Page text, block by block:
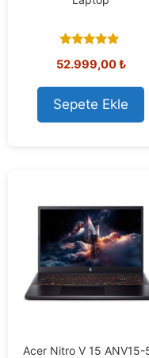
out of 5
52.999,00₺
Sepete Ekle
Acer Nitro V 15 ANV15-